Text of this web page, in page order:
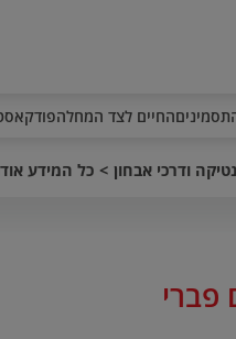
תסמיניםהחיים לצד המחלה
ודרכי אבחון כל המידע
פברי